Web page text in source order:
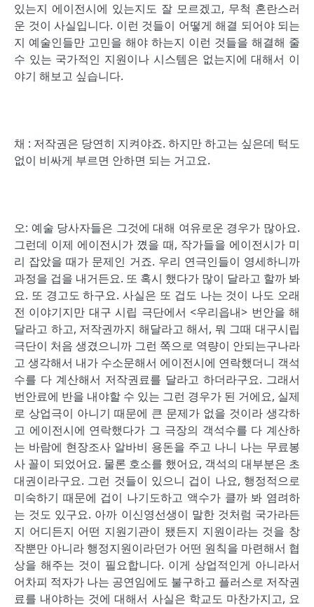
있는지 에이전시에 있는지도 잘 모르겠고, 무척 혼란스러
운 것이 사실입니다. 이런 것들이 어떻게 해결 되어야 되는
지 예술인들만 고민을 해야 하는지 이런 것들을 해결해 줄
수 있는 국가적인 지원이나 시스템은 없는지에 대해서 이
야기 해보고 싶습니다.
채 : 저작권은 당연히 지켜야죠. 하지만 하고는 싶은데 턱도
없이 비싸게 부르면 안하면 되는 거고요.
오: 예술 당사자들은 그것에 대해 여유로운 경우가 많아요.
그런데 이제 에이전시가 꼈을 때, 작가들을 에이전시가 미
리 잡았을 때가 문제인 거죠. 우리 연극인들이 영세하니까
과정을 겁을 내거든요. 또 혹시 했다가 많이 달라고 할까 봐
요. 또 경고도 하구요. 사실은 또 겁도 나는 것이 나도 오래
전 이야기지만 대구 시립 극단에서 <우리읍내> 번안을 해
달라고 하고, 저작권까지 해달라고 해서, 뭐 그때 대구시립
극단이 처음 생겼으니까 그런 쪽으로 역량이 안되는구나라
고 생각해서 내가 수소문해서 에이전시에 연락했더니 객석
수를 다 계산해서 저작권료를 달라고 하더라구요. 그래서
번안료에 반을 내야할 수 있는 그런 경우가 된 거에요, 실제
로 상업극이 아니기 때문에 큰 문제가 없을 것이라 생각하
고 에이전시에 연락했다가 그 극장의 객석수를 다 계산하
는 바람에 현장조사 알바비 용돈을 주고 나니 나는 무료봉
사 꼴이 되었어요. 물론 호소를 했어요, 객석의 대부분은 초
대권이라구요. 그런 것들이 있으니 겁이 나요, 행정적으로
미숙하기 때문에 겁이 나기도하고 액수가 클까 봐 염려하
는 것도 있구요. 아까 이신영선생이 말한 것처럼 국가라든
지 어디든지 어떤 지원기관이 됐든지 지원이라는 것을 창
작뿐만 아니라 행정지원이라던가 어떤 원칙을 마련해서 협
상을 해주는 것이 필요합니다. 이게 상업적인게 아니라서
어차피 적자가 나는 공연임에도 불구하고 플러스로 저작권
료를 내야하는 것에 대해서 사실은 학교도 마찬가지고, 요